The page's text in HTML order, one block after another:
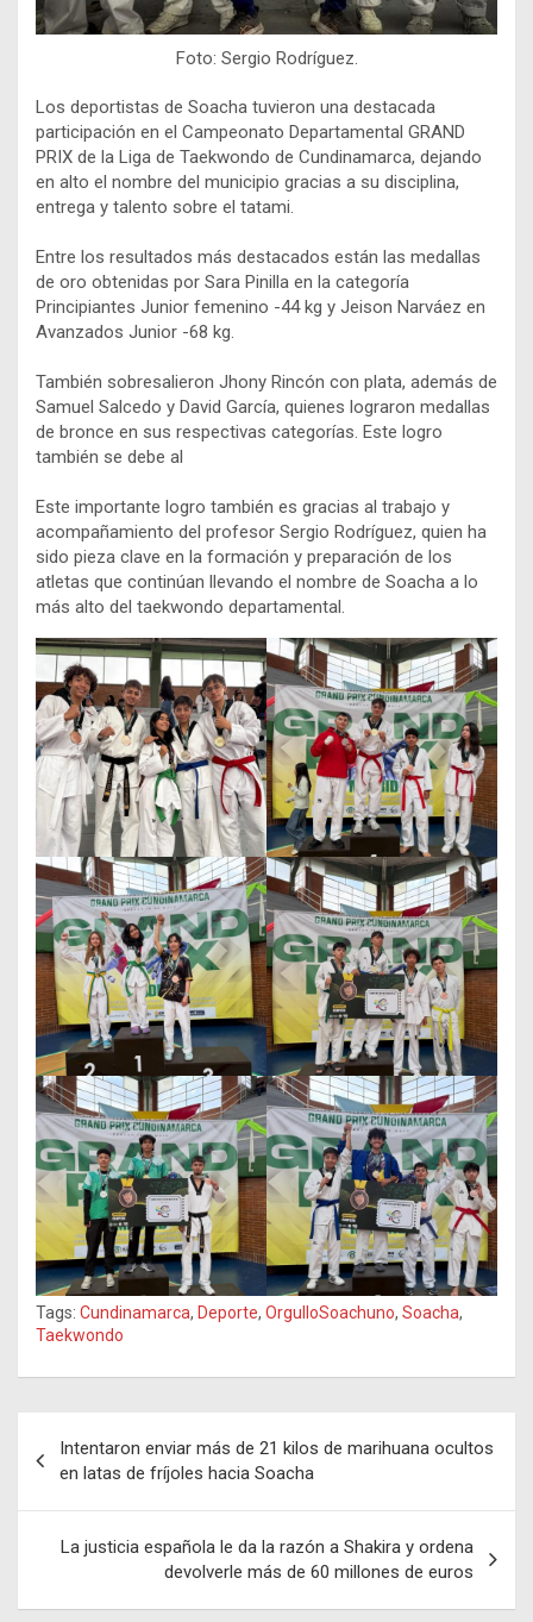
Foto: Sergio Rodríguez.
Los deportistas de Soacha tuvieron una destacada
participación en el Campeonato Departamental GRAND
PRIX de la Liga de Taekwondo de Cundinamarca, dejando
en alto el nombre del municipio gracias a su disciplina,
entrega y talento sobre el tatami.
Entre los resultados más destacados están las medallas
de oro obtenidas por Sara Pinilla en la categoría
Principiantes Junior femenino -44 kg y Jeison Narváez en
Avanzados Junior -68 kg.
También sobresalieron Jhony Rincón con plata, además de
Samuel Salcedo y David García, quienes lograron medallas
de bronce en sus respectivas categorías. Este logro
también se debe al
Este importante logro también es gracias al trabajo y
acompañamiento del profesor Sergio Rodríguez, quien ha
sido pieza clave en la formación y preparación de los
atletas que continúan llevando el nombre de Soacha a lo
más alto del taekwondo departamental.
Tags: Cundinamarca, Deporte, OrgulloSoachuno, Soacha,
Taekwondo
de
entradas
Intentaron enviar más de 21 kilos de marihuana ocultos
en latas de fríjoles hacia Soacha
La justicia española le da la razón a Shakira y ordena
devolverle más de 60 millones de euros